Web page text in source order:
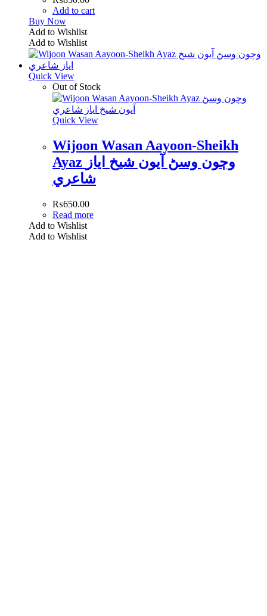
Add to cart
Buy Now
Add to Wishlist
Add to Wishlist
Quick View
Out of Stock
Quick View
Wijoon Wasan Aayoon-Sheikh
Ayaz وڄون وسڻ آيون شيخ اياز
شاعري
₨650.00
Read more
Add to Wishlist
Add to Wishlist